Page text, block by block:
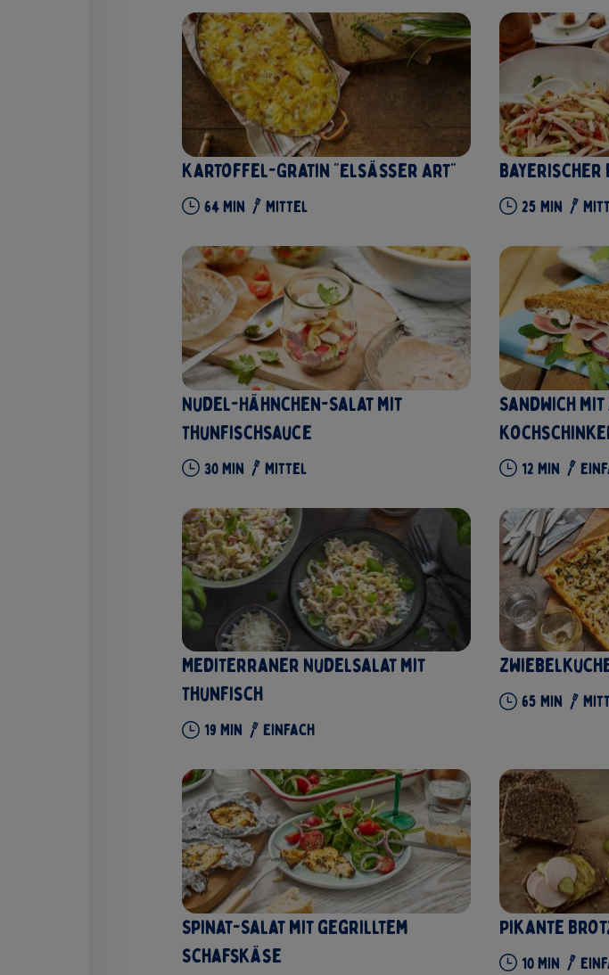
Kartoffel-Gratin "Elsässer Art"
64Min Mittel
Bayerischer
25 Min
Nudel-Hähnchen-Salat mit
Thunfischsauce
30Min Mittel
Sandwich
12 Min
Mediterraner Nudelsalat mit
Thunfisch
19 Min Einfach
65 Min
Spinat-Salat mit gegrilltem
Schafskäse
Pikante
10Min